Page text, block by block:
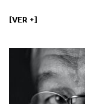
[VER +]